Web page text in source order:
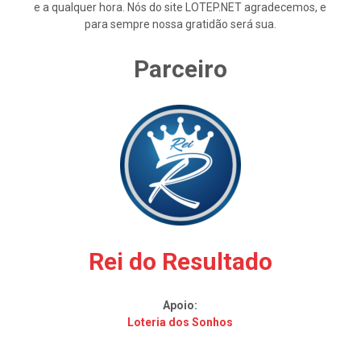
e a qualquer hora. Nós do site LOTEP.NET agradecemos, e
para sempre nossa gratidão será sua.
Parceiro
Rei do Resultado
Apoio:
Loteria dos Sonhos